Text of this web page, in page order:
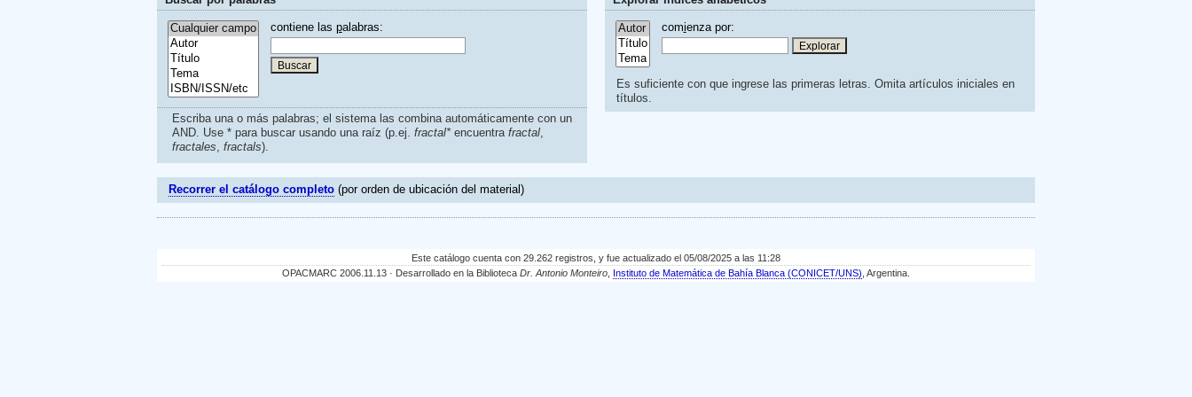
contiene las palabras:
Escriba una o más palabras; el sistema las combina automáticamente con un
AND. Use * para buscar usando una raíz (p.ej. fractal*encuentra fractal,
fractales fractals).
comienza por:
Es suficiente con que ingrese las primeras letras. Omita artículos iniciales en
títulos.
Recorrer el catálogo completo (por orden de ubicación del material)
Este catálogo cuenta con 29.262 registros, y fue actualizado el 05/08/2025 a las 11:28
OPACMARC 2006.11.13 · Desarrollado en la Biblioteca Dr. Antonio Monteiro Instituto de Matemática de Bahía Blanca (CONICET/UNS) , Argentina.